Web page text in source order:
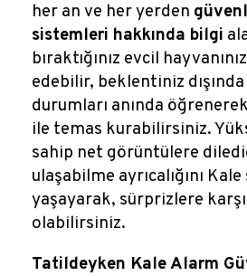
her an ve her yerden
sistemleri hakkında bilgi
bıraktığınız evcil
edebilir, beklentiniz
durumları anında
ile temas kurabilirsiniz.
sahip net görüntülere
ulaşabilme ayrıcalığını
yaşayarak, sürprizlere karşı
olabilirsiniz.
Tatildeyken Kale Alarm